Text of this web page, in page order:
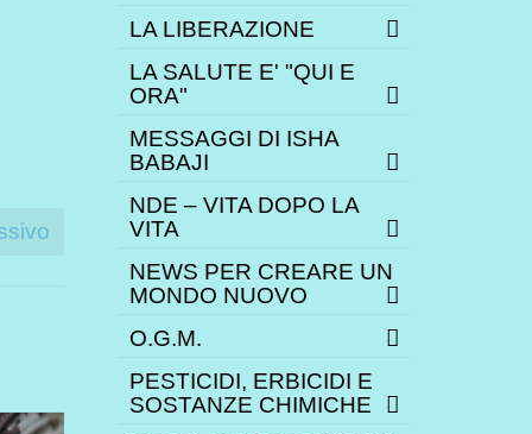
LA LIBERAZIONE
LA SALUTE E' "QUI E
ORA"
MESSAGGI DI ISHA
BABAJI
NDE – VITA DOPO LA
VITA
NEWS PER CREARE UN
MONDO NUOVO
O.G.M.
PESTICIDI, ERBICIDI E
SOSTANZE CHIMICHE